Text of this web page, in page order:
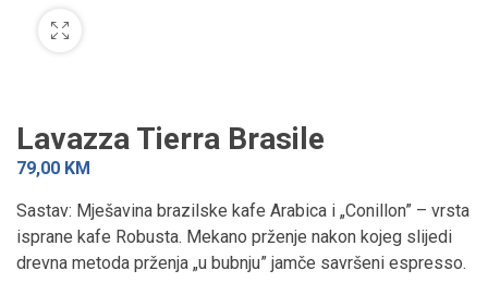
Lavazza Tierra Brasile
79,00 KM
Sastav: Mješavina brazilske kafe Arabica i „Conillon” – vrsta
isprane kafe Robusta. Mekano prženje nakon kojeg slijedi
drevna metoda prženja „u bubnju” jamče savršeni espresso.